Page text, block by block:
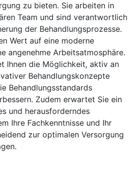
zu bieten. Sie arbeiten in
Team und sind verantwortlich
der Behandlungsprozesse.
Wert auf eine moderne
angenehme Arbeitsatmosphäre.
Ihnen die Möglichkeit, aktiv an
Behandlungskonzepte
Behandlungsstandards
Zudem erwartet Sie ein
und herausforderndes
Ihre Fachkenntnisse und Ihr
zur optimalen Versorgung